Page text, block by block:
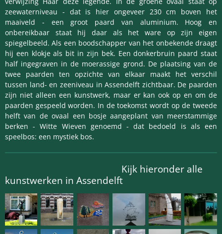
zeewaterniveau - dat is hier ongeveer 230 cm boven het
maaiveld - een groot paard van aluminium. Hoog en
onbereikbaar staat hij daar als het ware op zijn eigen
spiegelbeeld. Als een boodschapper van het onbekende draagt
hij een klokje als bit in zijn bek. Een donkerbruin paard staat
half ingegraven in de moerassige grond. De plaatsing van de
twee paarden ten opzichte van elkaar maakt het verschil
tussen land- en zeeniveau in Assendelft zichtbaar. De paarden
zijn niet alleen een kunstwerk, maar er kan ook op en om de
paarden gespeeld worden. In de toekomst wordt op de tweede
helft van de ovaal een bosje aangeplant van meerstammige
berken - Witte Wieven genoemd - dat bedoeld is als een
speelbos: een mystiek bos.
Kijk hieronder alle
kunstwerken in Assendelft